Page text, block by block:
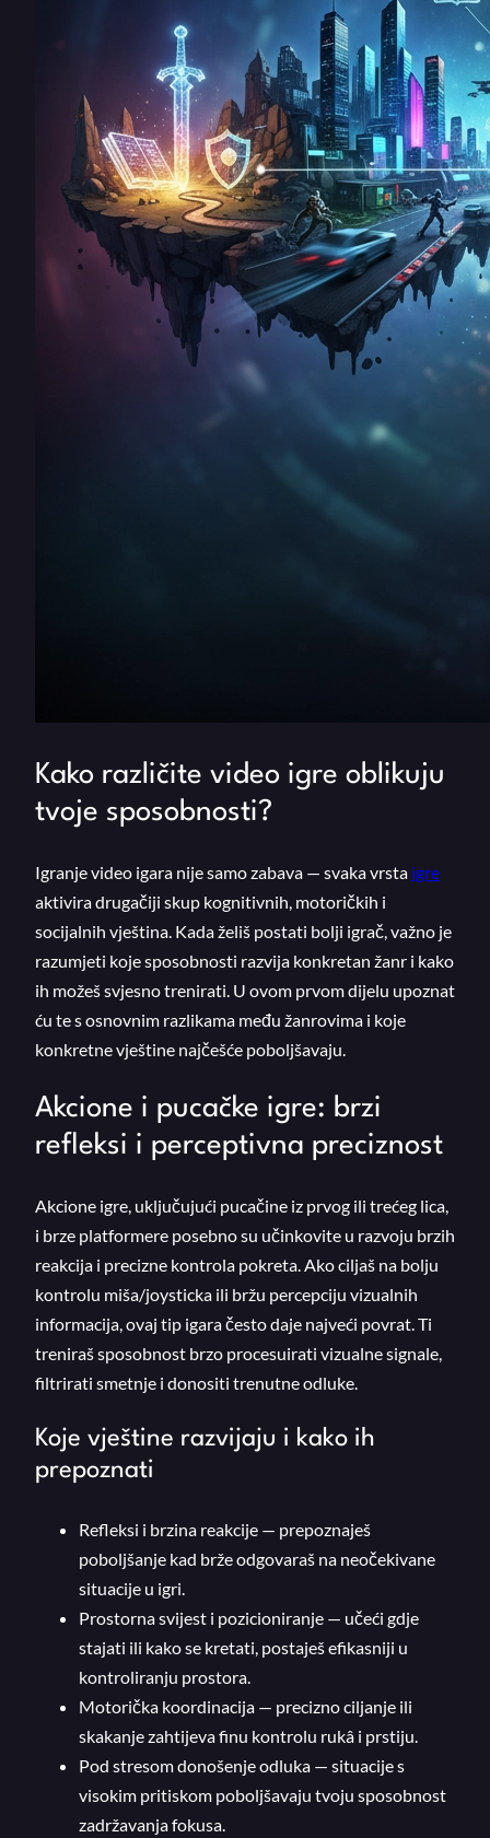
Kako različite video igre oblikuju
tvoje sposobnosti?
Igranje video igara nije samo zabava — svaka vrsta igre
aktivira drugačiji skup kognitivnih, motoričkih i
socijalnih vještina. Kada želiš postati bolji igrač, važno je
razumjeti koje sposobnosti razvija konkretan žanr i kako
ih možeš svjesno trenirati. U ovom prvom dijelu upoznat
ću te s osnovnim razlikama među žanrovima i koje
konkretne vještine najčešće poboljšavaju.
Akcione i pucačke igre: brzi
refleksi i perceptivna preciznost
Akcione igre, uključujući pucačine iz prvog ili trećeg lica,
i brze platformere posebno su učinkovite u razvoju brzih
reakcija i precizne kontrola pokreta. Ako ciljaš na bolju
kontrolu miša/joysticka ili bržu percepciju vizualnih
informacija, ovaj tip igara često daje najveći povrat. Ti
treniraš sposobnost brzo procesuirati vizualne signale,
filtrirati smetnje i donositi trenutne odluke.
Koje vještine razvijaju i kako ih
prepoznati
Refleksi i brzina reakcije — prepoznaješ
poboljšanje kad brže odgovaraš na neočekivane
situacije u igri.
Prostorna svijest i pozicioniranje — učeći gdje
stajati ili kako se kretati, postaješ efikasniji u
kontroliranju prostora.
Motorička koordinacija — precizno ciljanje ili
skakanje zahtijeva finu kontrolu rukâ i prstiju.
Pod stresom donošenje odluka — situacije s
visokim pritiskom poboljšavaju tvoju sposobnost
zadržavanja fokusa.